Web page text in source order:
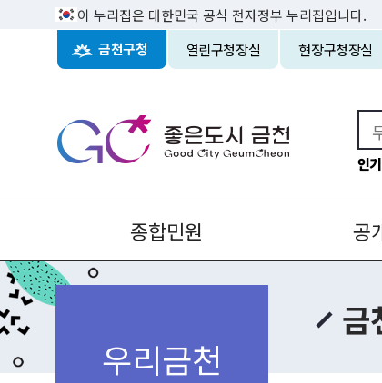
이 누리집은 대한민국 공식 전자정부 누리집입니다.
금천구청 열린구청장실 현장구청장실
인
종합민원 공
우리금천
금